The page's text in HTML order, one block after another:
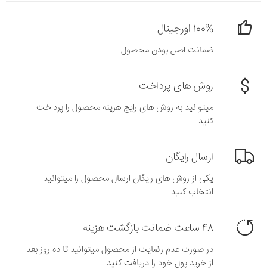
100% اورجینال
ضمانت اصل بودن محصول
روش های پرداخت
میتوانید به روش های رایج هزینه محصول را پرداخت
کنید
ارسال رایگان
یکی از روش های رایگان ارسال محصول را میتوانید
انتخاب کنید
48 ساعت ضمانت بازگشت هزینه
در صورت عدم رضایت از محصول میتوانید تا ده روز بعد
از خرید پول خود را دریافت کنید